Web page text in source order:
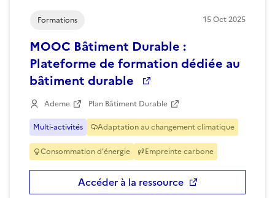
Formations 15Oct2025
MOOC Bâtiment Durable :
Plateforme de formation dédiée au
bâtiment durable
Ademe Plan Bâtiment Durable
Multi-activités Adaptation au changement climatique
Consommation d'énergie Empreinte carbone
Accéder à la ressource